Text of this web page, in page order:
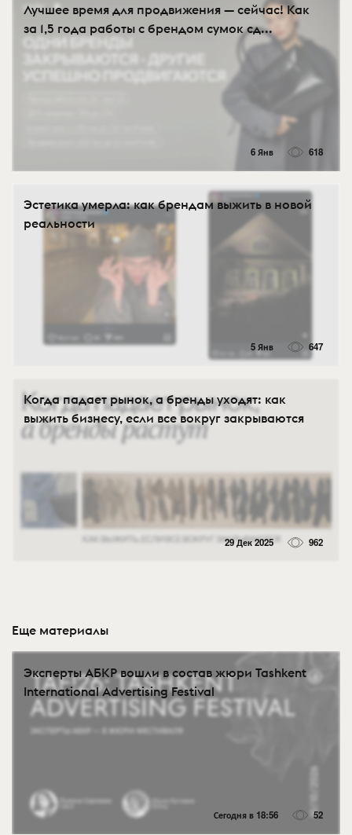
Лучшее время для продвижения — сейчас! Как
за 1,5 года работы с брендом сумок сд...
6 Янв 618
Эстетика умерла: как брендам выжить в новой
реальности
5 Янв 647
Когда падает рынок, а бренды уходят: как
выжить бизнесу, если все вокруг закрываются
29 Дек 2025 962
Еще материалы
Эксперты АБКР вошли в состав жюри Tashkent
International Advertising Festival
Сегодня в 18:56 52